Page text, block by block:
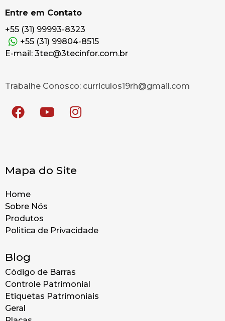
Entre em Contato
+55 (31) 99993-8323
+55 (31) 99804-8515
E-mail: 3tec@3tecinfor.com.br
Trabalhe Conosco: curriculos19rh@gmail.com
Mapa do Site
Home
Sobre Nós
Produtos
Politica de Privacidade
Blog
Código de Barras
Controle Patrimonial
Etiquetas Patrimoniais
Geral